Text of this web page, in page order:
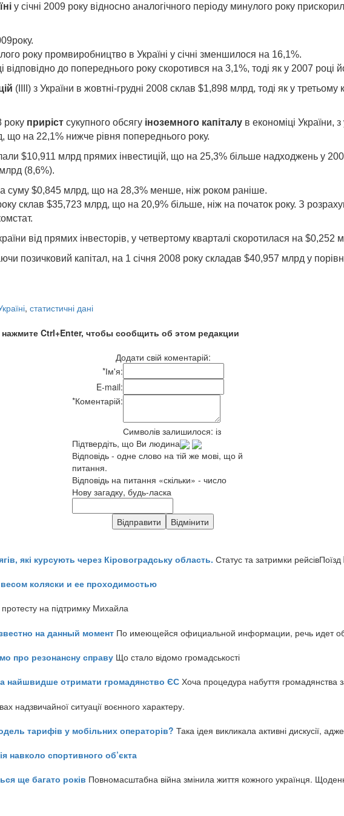
у січні 2009 року відносно аналогічного періоду минулого року
року промвиробництво в Україні у січні зменшилося на 16,1%.
до попереднього року скоротився на 3,1%, тоді як у 2007 році
(ІІІІ) з України в жовтні-грудні 2008 склав $1,898 млрд, тоді як у
року приріст сукупного обсягу іноземного капіталу в економіці України,
що на 22,1% нижче рівня попереднього року.
$10,911 млрд прямих інвестицій, що на 25,3% більше надходжень у
(8,6%).
суму $0,845 млрд, що на 28,3% менше, ніж роком раніше.
склав $35,723 млрд, що на 20,9% більше, ніж на початок року. З
від прямих інвесторів, у четвертому кварталі скоротилася на $0,252
позичковий капітал, на 1 січня 2008 року складав $40,957 млрд у
, статистичні дані
Ctrl+Enter, чтобы сообщить об этом редакции
Додати свій коментарій:
*Ім'я:
E-mail:
*Коментарій:
Символів залишилося: із
Підтвердіть, що Ви людина
Відповідь - одне слово на тій же мові, що й
питання.
Відповідь на питання «скільки» - число
Нову загадку, будь-ласка
які курсують через Кіровоградську область. Статус та затримки
коляски и ее проходимостью
протесту на підтримку Михайла
на данный момент По имеющейся официальной информации, речь идет об
про резонансну справу Що стало відомо громадськості
найшвидше отримати громадянство ЄС Хоча процедура набуття громадянства
надзвичайної ситуації воєнного характеру.
тарифів у мобільних операторів? Така ідея викликала активні дискусії,
навколо спортивного об’єкта
ще багато років Повномасштабна війна змінила життя кожного українця.